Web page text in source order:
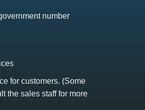
number
for customers. (Some
the sales staff for more